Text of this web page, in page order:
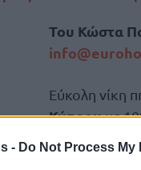
- Do Not Process
Του Κώστα
info@
Εύκολη νίκη
Κύπρουμε
ECOMMBX